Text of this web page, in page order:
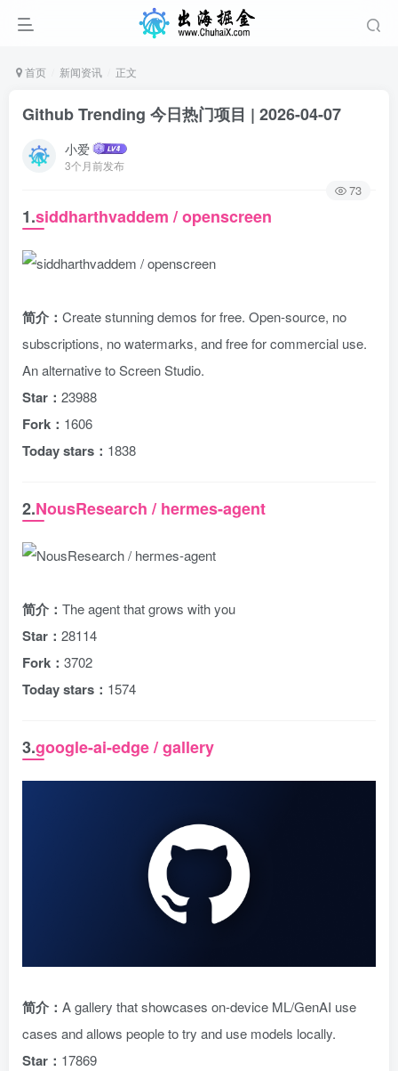
首页 新闻资讯 正文
Github Trending 今日热门项目 | 2026-04-07
小爱
3个月前发布
73
1.siddharthvaddem / openscreen
简介： Create stunning demos for free. Open-source, no
subscriptions, no watermarks, and free for commercial use.
An alternative to Screen Studio.
Star： 23988
Fork： 1606
Today stars： 1838
2.NousResearch / hermes-agent
简介： The agent that grows with you
Star： 28114
Fork： 3702
Today stars： 1574
3.google-ai-edge / gallery
简介： A gallery that showcases on-device ML/GenAI use
cases and allows people to try and use models locally.
Star： 17869